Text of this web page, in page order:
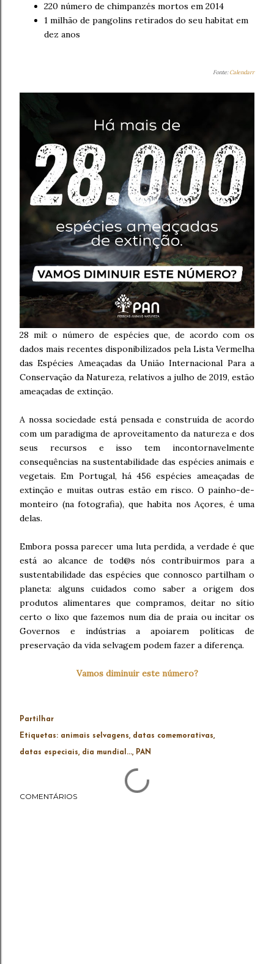
220 número de chimpanzés mortos em 2014
1 milhão de pangolins retirados do seu habitat em
dez anos
Fonte:Calendarr
28 mil: o número de espécies que, de acordo com os
dados mais recentes disponibilizados pela Lista Vermelha
das Espécies Ameaçadas da União Internacional Para a
Conservação da Natureza, relativos a julho de 2019, estão
ameaçadas de extinção.
A nossa sociedade está pensada e construída de acordo
com um paradigma de aproveitamento da natureza e dos
seus recursos e isso tem incontornavelmente
consequências na sustentabilidade das espécies animais e
vegetais. Em Portugal, há 456 espécies ameaçadas de
extinção e muitas outras estão em risco. O painho-de-
monteiro (na fotografia), que habita nos Açores, é uma
delas.
Embora possa parecer uma luta perdida, a verdade é que
está ao alcance de tod@s nós contribuirmos para a
sustentabilidade das espécies que connosco partilham o
planeta: alguns cuidados como saber a origem dos
produtos alimentares que compramos, deitar no sítio
certo o lixo que fazemos num dia de praia ou incitar os
Governos e indústrias a apoiarem políticas de
preservação da vida selvagem podem fazer a diferença.
Vamos diminuir este número?
Partilhar
Etiquetas: animais selvagens datas comemorativas
datas especiais dia mundial... PAN
COMENTÁRIOS